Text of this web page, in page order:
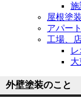
施
屋根塗
アパー
工場、
外壁塗装のこと